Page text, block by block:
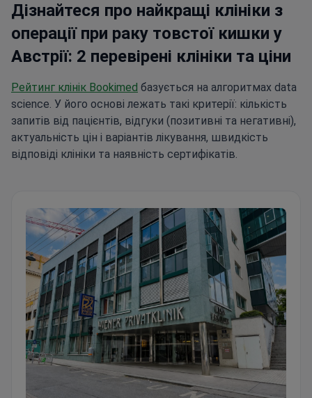
Дізнайтеся про найкращі клініки з
операції при раку товстої кишки у
Австрії: 2 перевірені клініки та ціни
Рейтинг клінік Bookimed базується на алгоритмах data
science. У його основі лежать такі критерії: кількість
запитів від пацієнтів, відгуки (позитивні та негативні),
актуальність цін і варіантів лікування, швидкість
відповіді клініки та наявність сертифікатів.